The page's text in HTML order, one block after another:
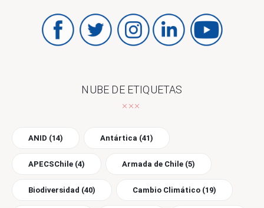
NUBE DE ETIQUETAS
ANID (14) Antártica (41)
APECSChile (4) Armada de Chile (5)
Biodiversidad (40) Cambio Climático (19)